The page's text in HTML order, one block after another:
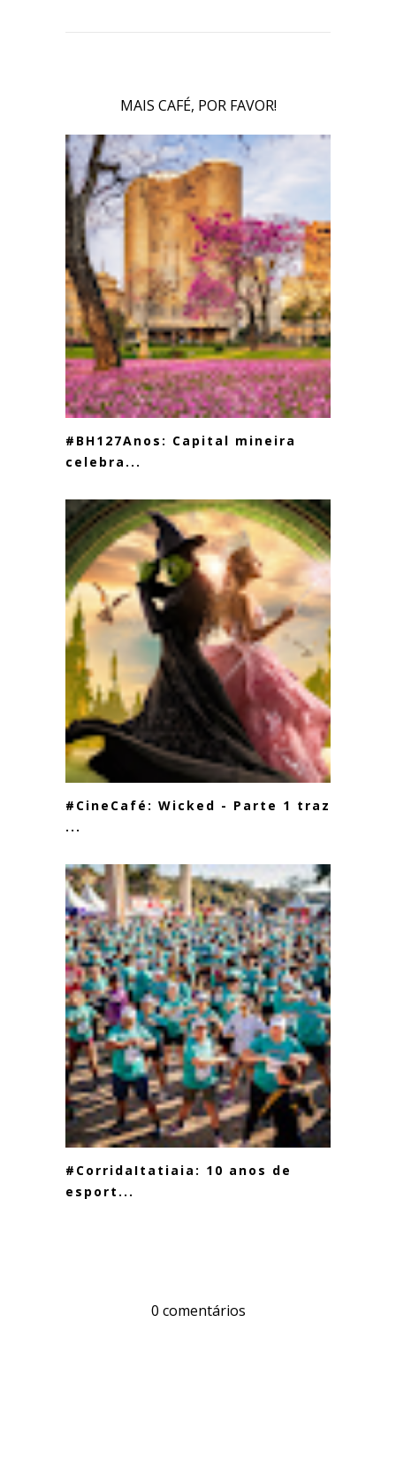
MAIS CAFÉ, POR FAVOR!
#BH127Anos: Capital mineira
celebra...
#CineCafé: Wicked - Parte 1 traz a
...
#CorridaItatiaia: 10 anos de
esport...
0 comentários